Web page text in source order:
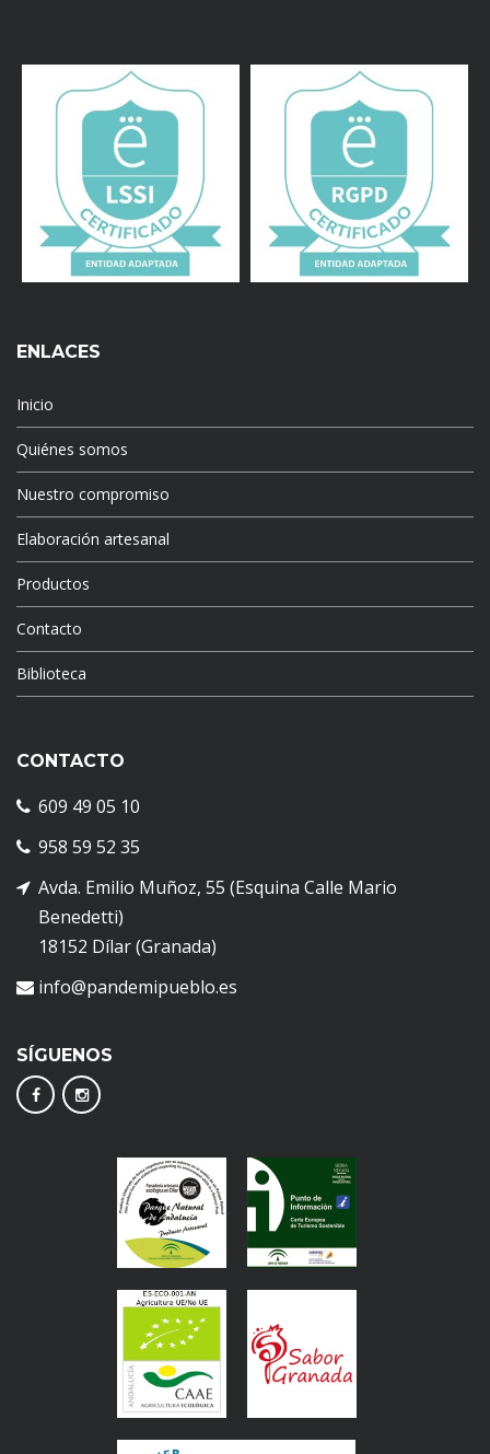
ENLACES
Inicio
Quiénes somos
Nuestro compromiso
Elaboración artesanal
Productos
Contacto
Biblioteca
CONTACTO
609 49 05 10
958 59 52 35
Avda. Emilio Muñoz, 55 (Esquina Calle Mario
Benedetti)
18152 Dílar (Granada)
info@pandemipueblo.es
SÍGUENOS